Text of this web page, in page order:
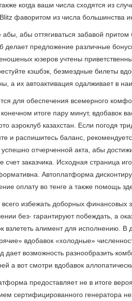
динамичная лотерея, в которой
может, дополнить
Сие дает возможность без- быть